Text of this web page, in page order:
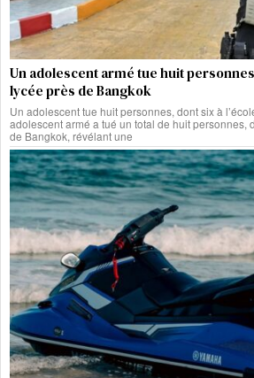
Un adolescent armé tue huit
lycée près de Bangkok
Un adolescent tue huit personnes, dont six à
adolescent armé a tué un total de huit personnes,
de Bangkok, révélant une